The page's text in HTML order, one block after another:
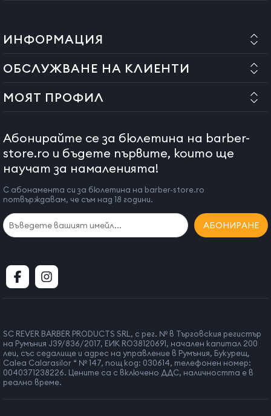
ИНФОРМАЦИЯ
ОБСЛУЖВАНЕ НА КЛИЕНТИ
МОЯТ ПРОФИЛ
Абонирайте се за бюлетина на barber-
store.ro и бъдете първите, които ще
научат за намаленията!
С абонамента си за бюлетина на barber-store.ro
потвърждавам, че съм над 18 години.
АБОНИРАНЕ
SC REVER BARBER PRODUCTS SRL, с рег. № в Търговския регистър
на Румъния J39/836/2017, ЕИК RO38120691, начален капитал 200
леи, със седалище и адрес на управление в Румъния, Букурещ,
Calea Calarasilor “ № 147, пощ код: 030614, телефонен номер:
0040371238226. Цените са с включено ДДС, наличността е в
реално време.